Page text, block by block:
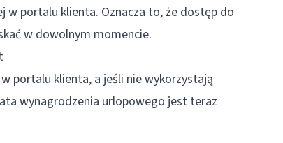
w portalu klienta. Oznacza to, że dostęp do
w dowolnym momencie.
portalu klienta, a jeśli nie wykorzystają
wynagrodzenia urlopowego jest teraz